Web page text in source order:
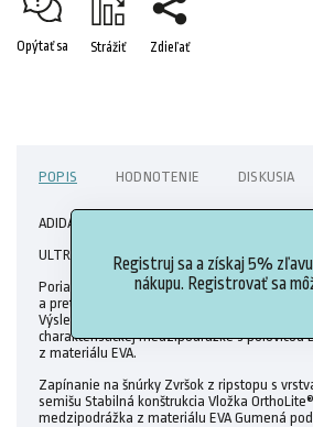
Registruj sa a získaj 5%
nákupu. Registrovať sa
Opýtať sa Strážiť Zdieľať
POPIS HODNOTENIE DISKUSIA
ADIDAS tenisky ZX 1K Boost FX6641
ULTRAPOHODLNÉ TENISKY VO VÝRAZNOM
Poriadna dávka štýlu robí divy. Móda však
a preto sme povzbudili našich trendsetterov,
Výsledkom sú tieto pohodlné tenisky adidas
charakteristickej medzipodrážke s polovicou
z materiálu EVA.
Zapínanie na šnúrky Zvršok z ripstopu s
semišu Stabilná konštrukcia Vložka
medzipodrážka z materiálu EVA Gumená